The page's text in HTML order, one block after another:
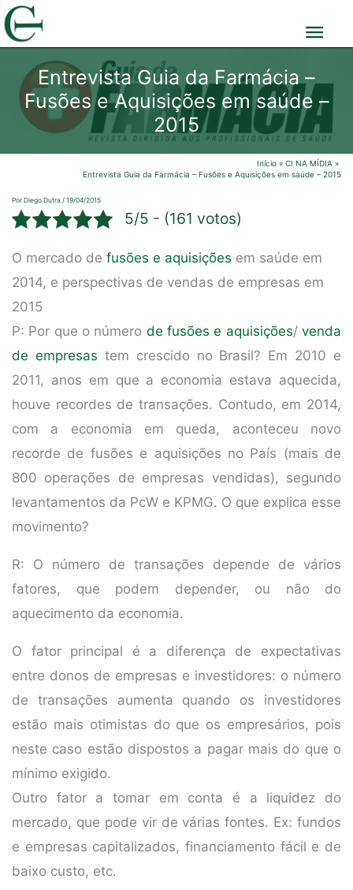
Ir
para
conteúdoEntrevista Guia da Farmácia –
Fusões e Aquisições em saúde –
2015
Início
CI NA MÍDIA
Entrevista Guia da Farmácia – Fusões e Aquisições em saúde – 2015
Por Diego Dutra / 19/04/2015
5/5 - (161 votos)
O mercado de fusões e aquisições em saúde em
2014, e perspectivas de vendas de empresas em
2015
P: Por que o número de fusões e aquisições/venda
de empresas tem crescido no Brasil? Em 2010 e
2011, anos em que a economia estava aquecida,
houve recordes de transações. Contudo, em 2014,
com a economia em queda, aconteceu novo
recorde de fusões e aquisições no País (mais de
800 operações de empresas vendidas), segundo
levantamentos da PcW e KPMG. O que explica esse
movimento?
R: O número de transações depende de vários
fatores, que podem depender, ou não do
aquecimento da economia.
O fator principal é a diferença de expectativas
entre donos de empresas e investidores: o número
de transações aumenta quando os investidores
estão mais otimistas do que os empresários, pois
neste caso estão dispostos a pagar mais do que o
mínimo exigido.
Outro fator a tomar em conta é a liquidez do
mercado, que pode vir de várias fontes. Ex: fundos
e empresas capitalizados, financiamento fácil e de
baixo custo, etc.